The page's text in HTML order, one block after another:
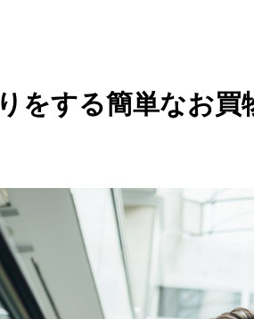
をする簡単なお買